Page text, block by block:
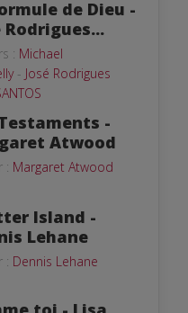
de Dieu -
Rodrigues...
: Michael
- José Rodrigues
-
Atwood
: Margaret Atwood
Island -
Lehane
: Dennis Lehane